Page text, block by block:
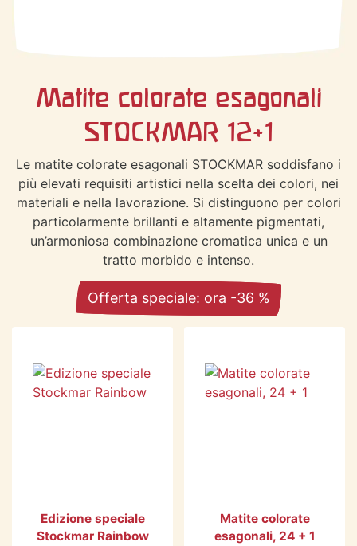
Matite colorate esagonali
STOCKMAR 12+1
Le matite colorate esagonali STOCKMAR soddisfano i
più elevati requisiti artistici nella scelta dei colori, nei
materiali e nella lavorazione. Si distinguono per colori
particolarmente brillanti e altamente pigmentati,
un’armoniosa combinazione cromatica unica e un
tratto morbido e intenso.
Offerta speciale: ora -36 %
Edizione speciale
Stockmar Rainbow
Matite colorate
esagonali, 24 + 1